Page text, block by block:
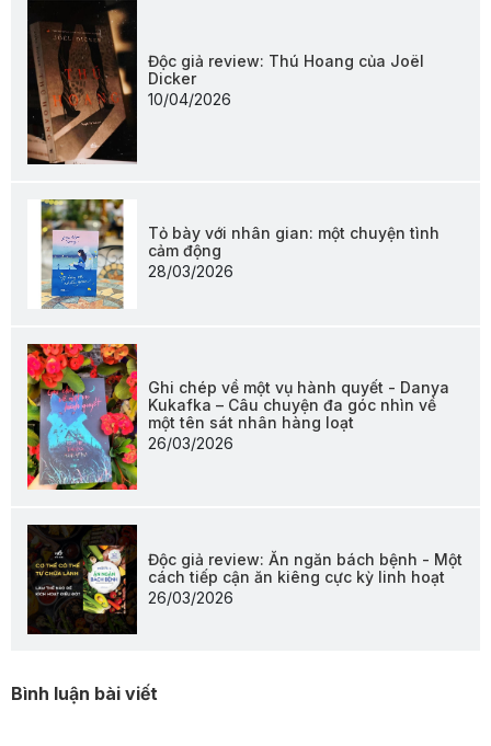
Độc giả review: Thú Hoang của Joël
Dicker
10/04/2026
Tỏ bày với nhân gian: một chuyện tình
cảm động
28/03/2026
Ghi chép về một vụ hành quyết - Danya
Kukafka – Câu chuyện đa góc nhìn về
một tên sát nhân hàng loạt
26/03/2026
Độc giả review: Ăn ngăn bách bệnh - Một
cách tiếp cận ăn kiêng cực kỳ linh hoạt
26/03/2026
Bình luận bài viết